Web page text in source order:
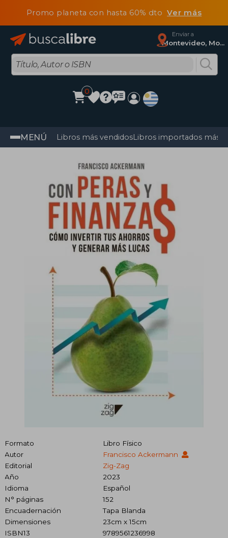
Promo planeta con hasta 60% dtoVer más
Enviar a
Montevideo, Montevideo
0
MENÚ Libros más vendidosLibros importados más
Formato
Libro Físico
Autor
Francisco Ackermann
Editorial
Zig-Zag
Año
2023
Idioma
Español
N° páginas
152
Encuadernación
Tapa Blanda
Dimensiones
23cm x 15cm
ISBN13
9789561236998